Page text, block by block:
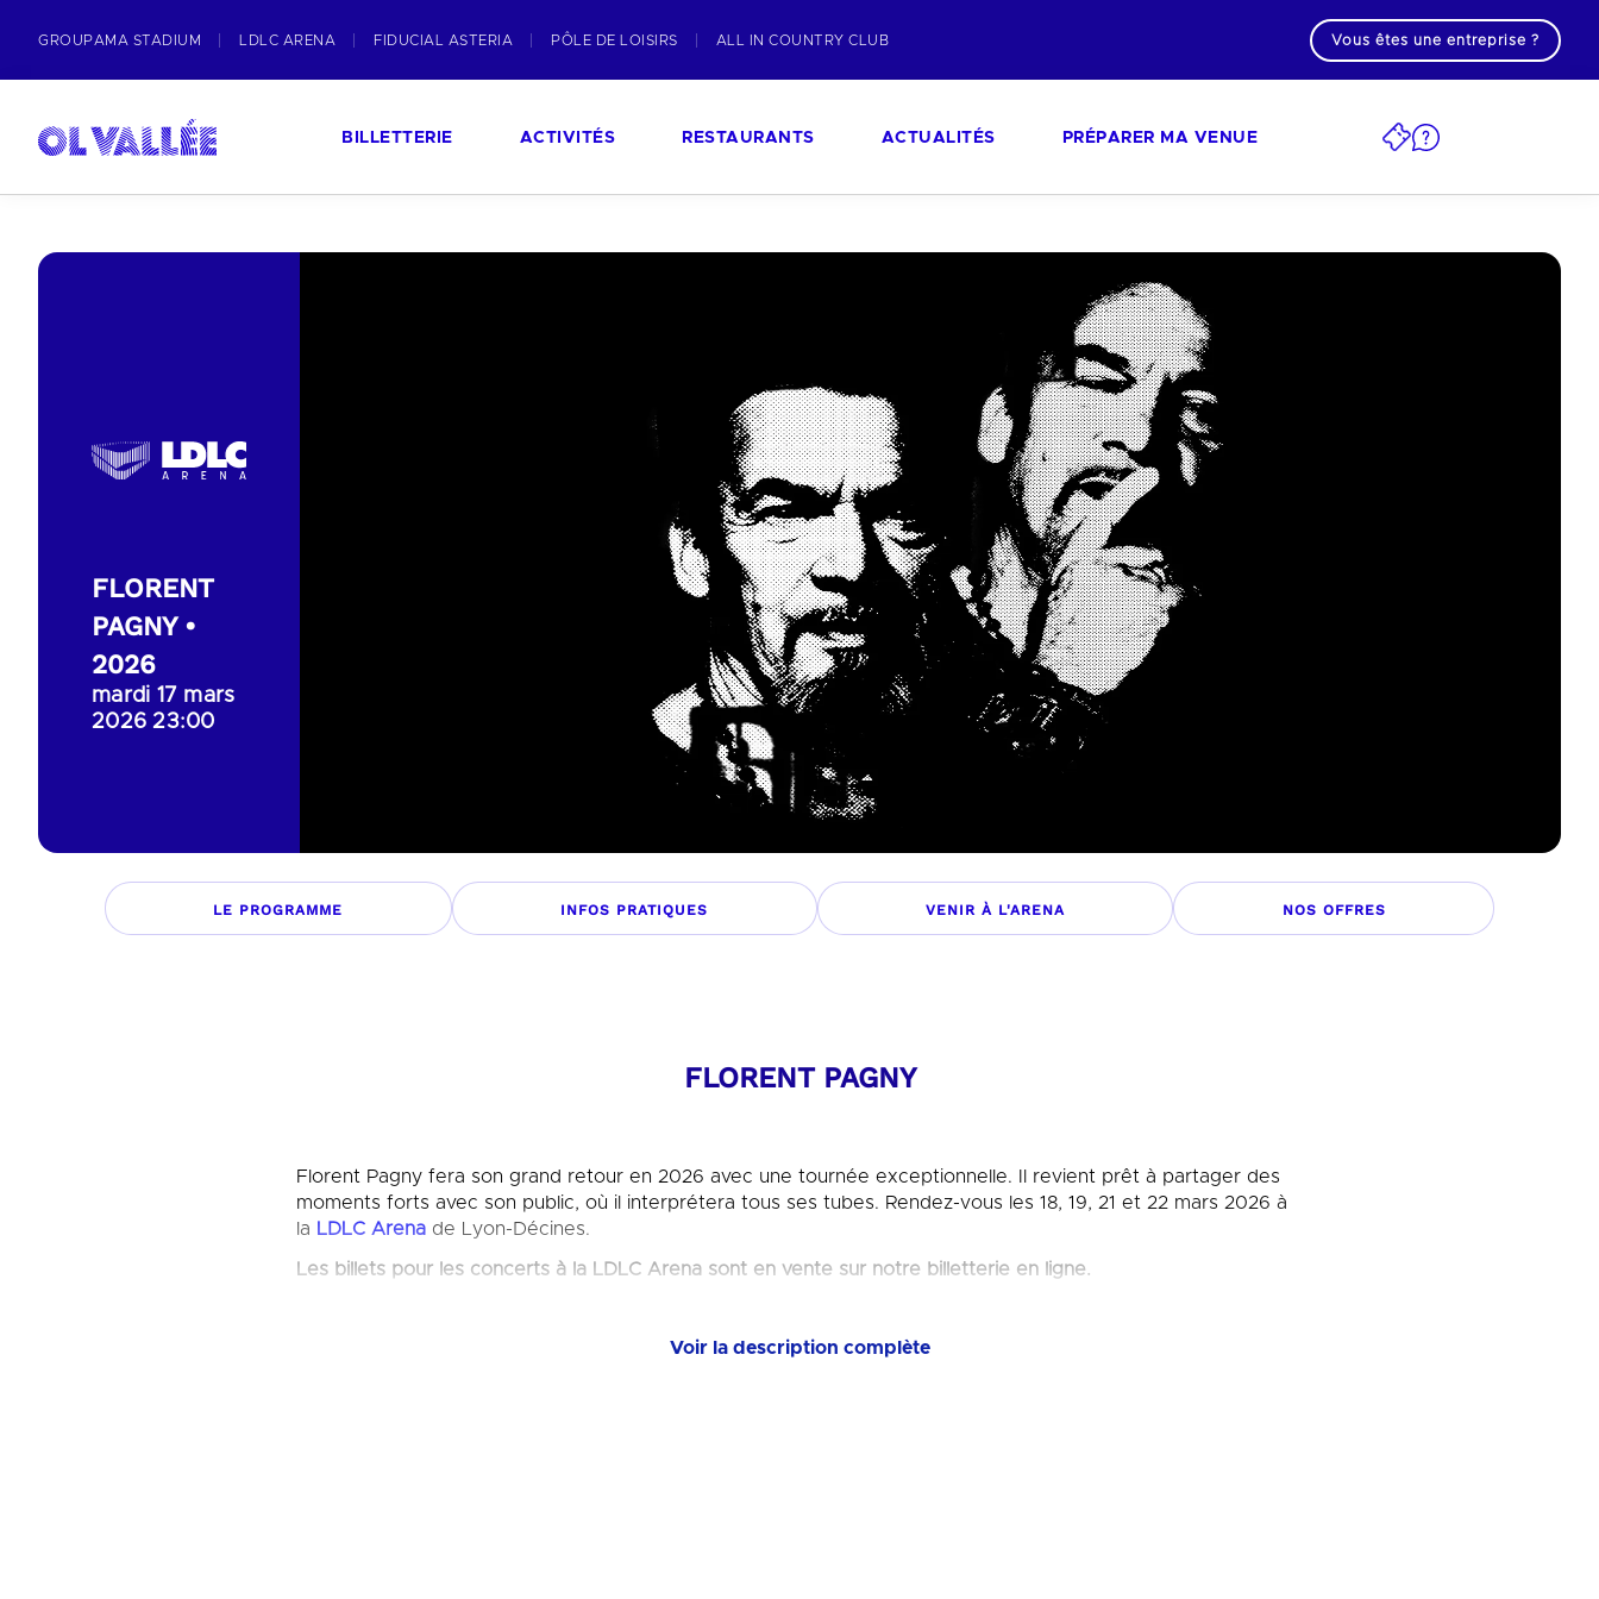
GROUPAMA STADIUM LDLC ARENA FIDUCIAL ASTERIA PÔLE DE LOISIRS ALL IN COUNTRY CLUB Vous êtes une entreprise ?
BILLETTERIE ACTIVITÉS RESTAURANTS ACTUALITÉS PRÉPARER MA VENUE
FLORENT
PAGNY •
2026
mardi 17 mars
2026 23:00
LE PROGRAMME INFOS PRATIQUES VENIR À L'ARENA NOS OFFRES
FLORENT PAGNY
Florent Pagny fera son grand retour en 2026 avec une tournée exceptionnelle. Il revient prêt à partager des
moments forts avec son public, où il interprétera tous ses tubes. Rendez-vous les 18, 19, 21 et 22 mars 2026 à
la LDLC Arena de Lyon-Décines.
Les billets pour les concerts à la LDLC Arena sont en vente sur notre billetterie en ligne.
Voir la description complète